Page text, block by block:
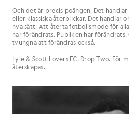
Och det är precis poängen. Det
eller klassiska återblickar. Det handlar
nya sätt. Att återta fotbollsmode för
har förändrats. Publiken har förändrats.
tvungna att förändras också.
Lyle & Scott Lovers FC. Drop Two. För
återskapas.